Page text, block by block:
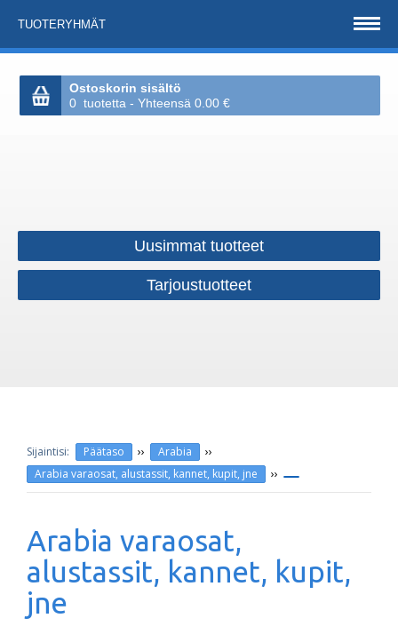
TUOTERYHMÄT
Ostoskorin sisältö
0 tuotetta - Yhteensä 0.00 €
Uusimmat tuotteet
Tarjoustuotteet
Päätaso ›› Arabia ››
Arabia varaosat, alustassit, kannet, kupit, jne ››
Arabia varaosat,
alustassit, kannet, kupit,
jne